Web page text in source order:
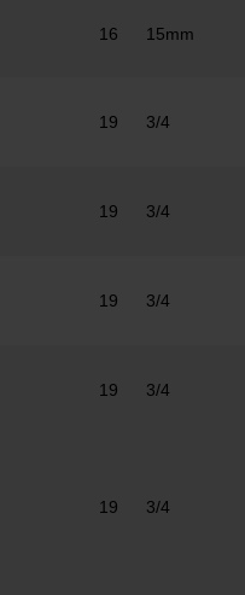
16 15mm
19 3/4
19 3/4
19 3/4
19 3/4
19 3/4